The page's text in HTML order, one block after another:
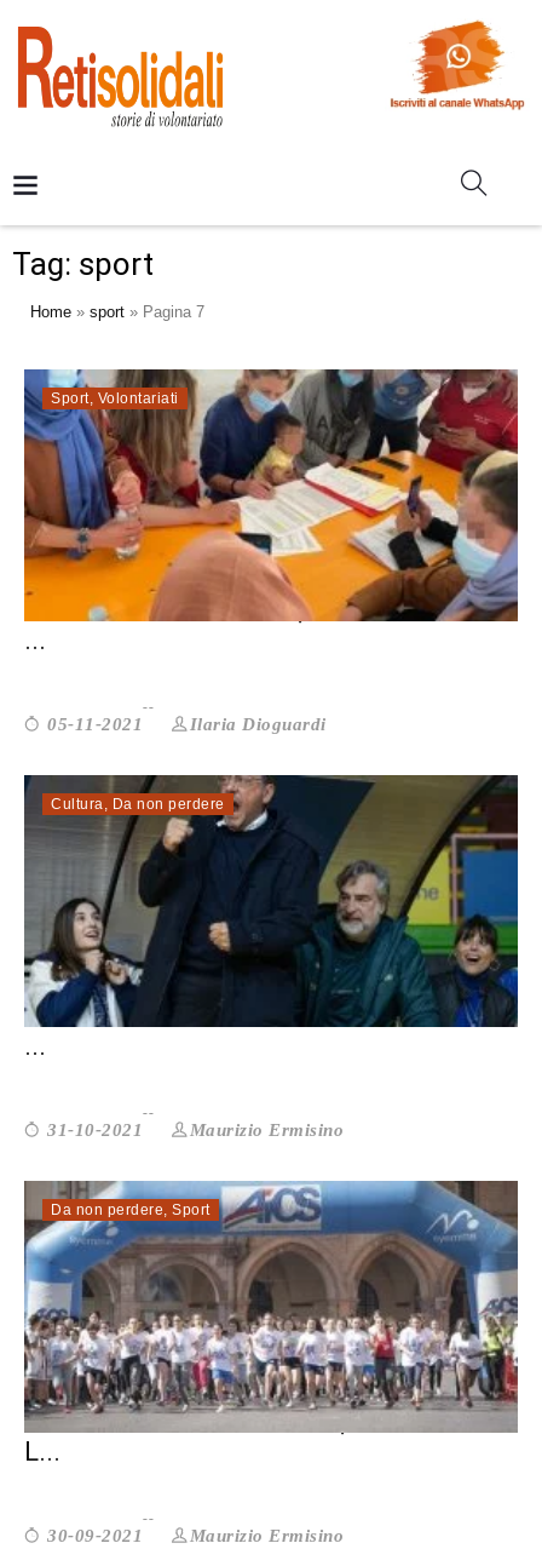
Tag: sport
Home » sport » Pagina 7
Sport, Volontariati
LE CICLISTE AFGHANE, IN CERCA DI UNA
...
05-11-2021 Ilaria Dioguardi
Cultura, Da non perdere
CRAZY FOR FOOTBALL: NEL CALCIO CI SI
...
31-10-2021 Maurizio Ermisino
Da non perdere, Sport
PIÙ SPORT PER LE DONNE, E PER TUTTA
L...
30-09-2021 Maurizio Ermisino